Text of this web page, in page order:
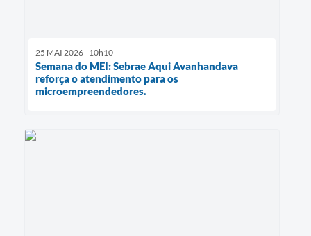
25 MAI 2026 - 10h10
Semana do MEI: Sebrae Aqui Avanhandava
reforça o atendimento para os
microempreendedores.